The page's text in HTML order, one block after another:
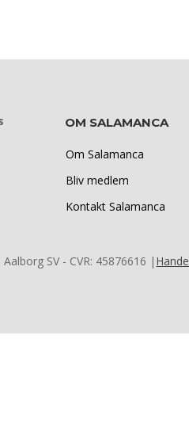
OM SALAMANCA
Om Salamanca
Bliv medlem
Kontakt Salamanca
SV - CVR: 45876616 |